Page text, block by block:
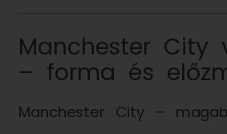
Manchester City
– forma és
Manchester City –